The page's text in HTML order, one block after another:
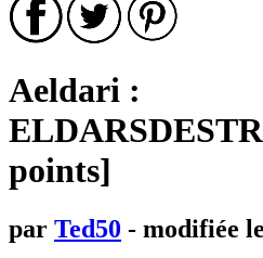
Aeldari :
points]
par Ted50 - modifiée